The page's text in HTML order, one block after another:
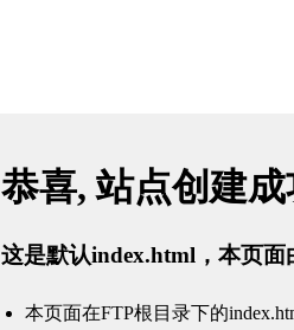
恭喜, 站点创建
这是默认index.html，本页面
本页面在FTP根目录下的